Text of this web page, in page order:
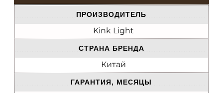
ПРОИЗВОДИТЕЛЬ
Kink Light
СТРАНА БРЕНДА
Китай
ГАРАНТИЯ, МЕСЯЦЫ